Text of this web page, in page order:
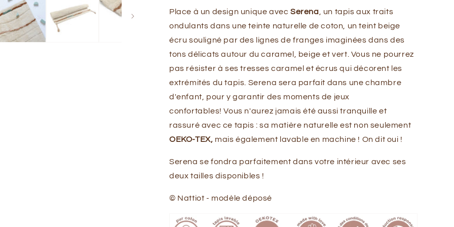
Place à un design unique avec Serena , un tapis aux traits
ondulants dans une teinte naturelle de coton, un teint beige
écru souligné par des lignes de franges imaginées dans des
tons délicats autour du caramel, beige et vert. Vous ne pourrez
pas résister à ses tresses caramel et écrus qui décorent les
extrémités du tapis. Serena sera parfait dans une chambre
d'enfant, pour y garantir des moments de jeux
confortables! Vous n'aurez jamais été aussi tranquille et
rassuré avec ce tapis : sa matière naturelle est non seulement
OEKO-TEX, mais également lavable en machine ! On dit oui !
Serena se fondra parfaitement dans votre intérieur avec ses
deux tailles disponibles !
© Nattiot - modèle déposé